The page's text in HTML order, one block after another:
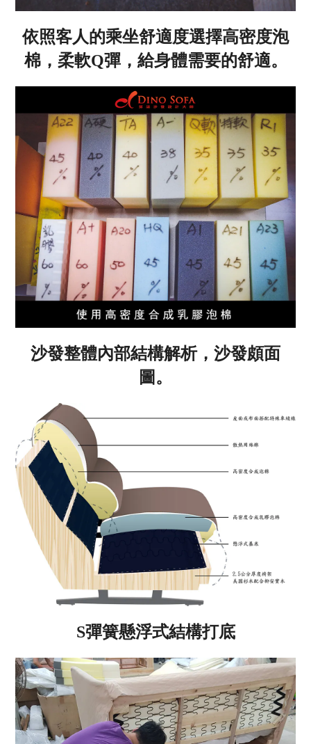
依照客人的乘坐舒適度選擇高密度泡
棉，柔軟Q彈，給身體需要的舒適。
沙發整體內部結構解析，沙發頗面
圖。
S彈簧懸浮式結構打底